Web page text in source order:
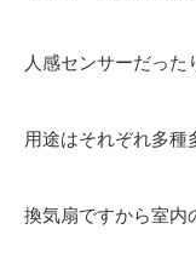
人感センサーだった
用途はそれぞれ多種
換気扇ですから室内